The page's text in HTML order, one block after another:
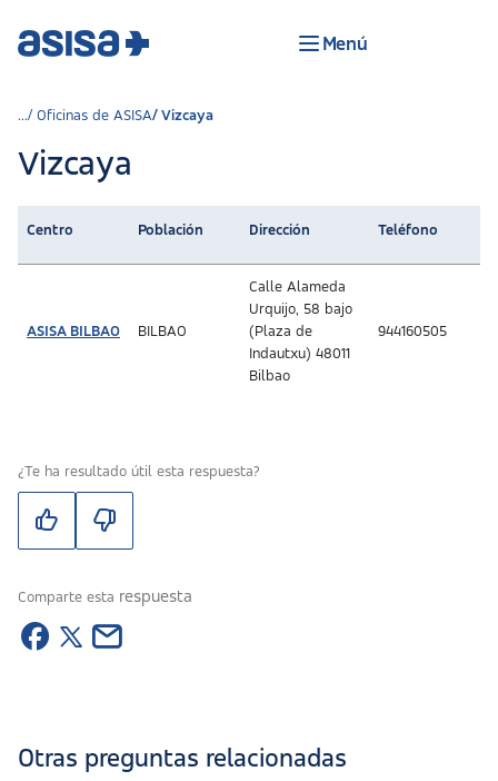
Menú
Oficinas de ASISA Vizcaya
Vizcaya
Centro Población Dirección Teléfono
ASISA BILBAO BILBAO
Calle Alameda
Urquijo, 58 bajo
(Plaza de
Indautxu) 48011
Bilbao
944160505
¿Te ha resultado útil esta respuesta?
Comparte esta respuesta
Otras preguntas relacionadas